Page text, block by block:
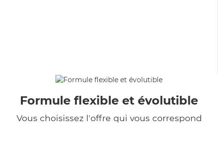
Formule flexible et évolutible
Vous choisissez l'offre qui vous correspond